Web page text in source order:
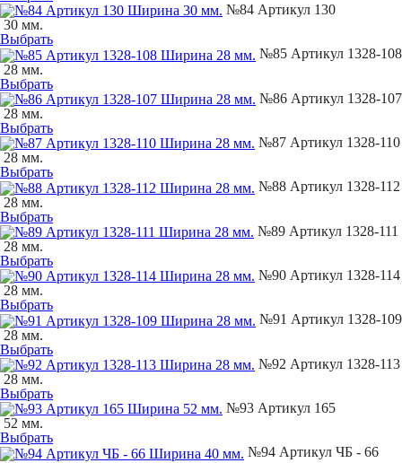
№84 Артикул 130
30 мм.
Выбрать
№85 Артикул 1328-108
28 мм.
Выбрать
№86 Артикул 1328-107
28 мм.
Выбрать
№87 Артикул 1328-110
28 мм.
Выбрать
№88 Артикул 1328-112
28 мм.
Выбрать
№89 Артикул 1328-111
28 мм.
Выбрать
№90 Артикул 1328-114
28 мм.
Выбрать
№91 Артикул 1328-109
28 мм.
Выбрать
№92 Артикул 1328-113
28 мм.
Выбрать
№93 Артикул 165
52 мм.
Выбрать
№94 Артикул ЧБ - 66